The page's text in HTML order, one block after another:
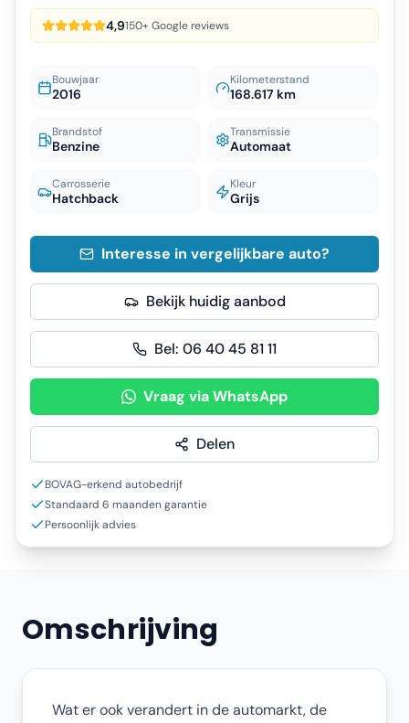
4,9150+ Google reviews
Bouwjaar
2016
Kilometerstand
168.617 km
Brandstof
Benzine
Transmissie
Automaat
Carrosserie
Hatchback
Kleur
Grijs
Interesse in vergelijkbare auto?
Bekijk huidig aanbod
Bel: 06 40 45 81 11
Vraag via WhatsApp
Delen
BOVAG-erkend autobedrijf
Standaard 6 maanden garantie
Persoonlijk advies
Omschrijving
Wat er ook verandert in de automarkt, de